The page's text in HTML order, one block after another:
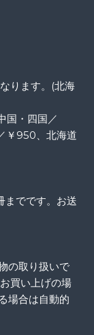
ります。(北海
国・四国／
￥950、北海道
までです。お送
の取り扱いで
買い上げの場
場合は自動的